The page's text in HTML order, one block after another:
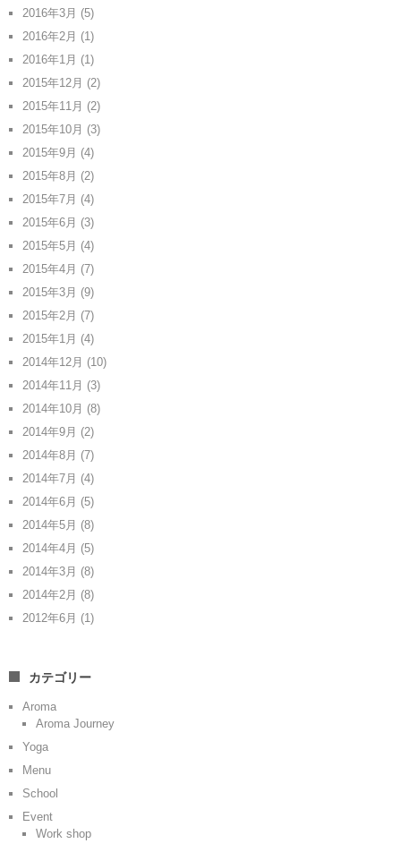
2016年3月 (5)
2016年2月 (1)
2016年1月 (1)
2015年12月 (2)
2015年11月 (2)
2015年10月 (3)
2015年9月 (4)
2015年8月 (2)
2015年7月 (4)
2015年6月 (3)
2015年5月 (4)
2015年4月 (7)
2015年3月 (9)
2015年2月 (7)
2015年1月 (4)
2014年12月 (10)
2014年11月 (3)
2014年10月 (8)
2014年9月 (2)
2014年8月 (7)
2014年7月 (4)
2014年6月 (5)
2014年5月 (8)
2014年4月 (5)
2014年3月 (8)
2014年2月 (8)
2012年6月 (1)
カテゴリー
Aroma
Aroma Journey
Yoga
Menu
School
Event
Work shop